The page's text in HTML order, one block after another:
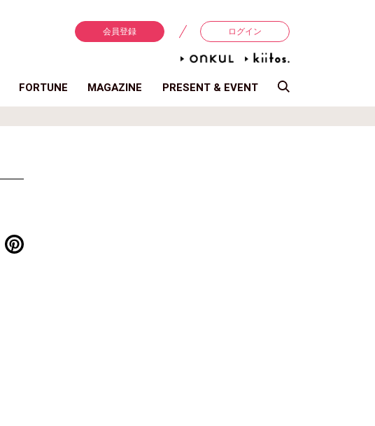
会員登録 ログイン
FORTUNE MAGAZINE PRESENT & EVENT